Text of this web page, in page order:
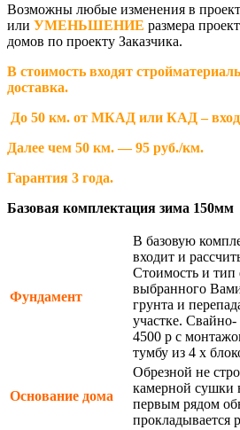
Возможны любые изменения в
или УМЕНЬШЕНИЕ размера
домов по проекту Заказчика.
В стоимость входят
доставка.
До 50 км. от МКАД или КАД –
Далее чем 50 км. — 95 руб./км.
Гарантия 3 года.
Базовая комплектация зима 150мм
Фундамент
В базовую
входит и
Стоимость и тип
выбранного
грунта и
участке.
4500 р с
тумбу из 4 х
Основание дома
Обрезной не
камерной сушки
первым рядом
прокладывается